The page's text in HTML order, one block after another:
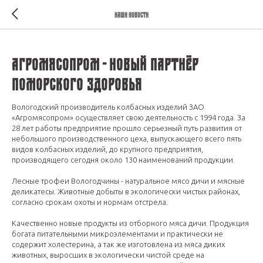
Наши новости
АГРОМЯСОПРОМ - новый партнёр
Поморского здоровья
Вологодский производитель колбасных изделий ЗАО
«Агромясопром» осуществляет свою деятельность с 1994 года. За
28 лет работы предприятие прошло серьезный путь развития от
небольшого производственного цеха, выпускающего всего пять
видов колбасных изделий, до крупного предприятия,
производящего сегодня около 130 наименований продукции.
Лесные трофеи Вологодчины - натуральное мясо дичи и мясные
деликатесы. Животные добыты в экологически чистых районах,
согласно срокам охоты и нормам отстрела.
Качественно новые продукты из отборного мяса дичи. Продукция
богата питательными микроэлементами и практически не
содержит холестерина, а так же изготовлена из мяса диких
животных, выросших в экологически чистой среде на